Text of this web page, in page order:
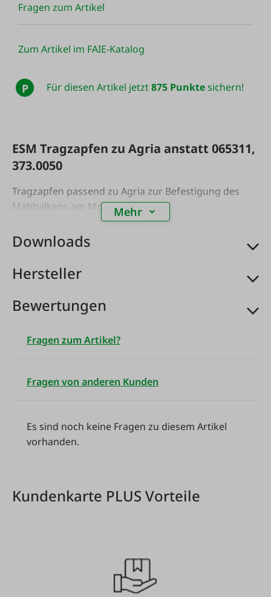
Fragen zum Artikel
Zum Artikel im FAIE-Katalog
P Für diesen Artikel jetzt875 Punktesichern!
ESM Tragzapfen zu Agria anstatt 065311,
373.0050
Tragzapfen passend zu Agria zur Befestigung des
Mähbalkens am Motorgerät.
Mehr
Downloads
Hersteller
Bewertungen
Fragen zum Artikel?
Fragen von anderen Kunden
Es sind noch keine Fragen zu diesem Artikel
vorhanden.
Kundenkarte PLUS Vorteile